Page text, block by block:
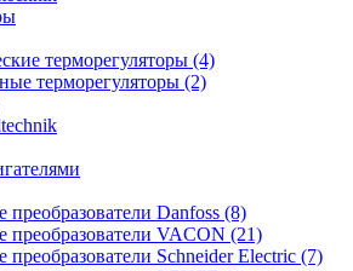
терморегуляторы (4)
терморегуляторы (2)
преобразователи Danfoss (8)
преобразователи VACON (21)
преобразователи Schneider Electric (7)